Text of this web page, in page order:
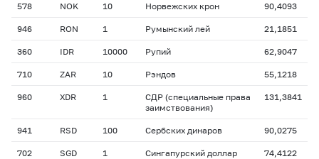
578 NOK 10 Норвежских крон 90,4093
946 RON 1 Румынский лей 21,1851
360 IDR 10000 Рупий 62,9047
710 ZAR 10 Рэндов 55,1218
960 XDR 1
СДР (специальные права
заимствования)
131,3841
941 RSD 100 Сербских динаров 90,0275
702 SGD 1 Сингапурский доллар 74,4122